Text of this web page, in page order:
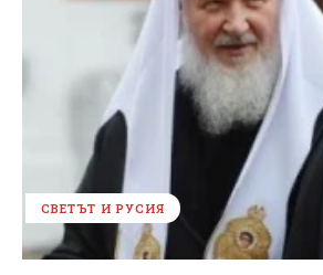
СВЕТЪТ И РУСИЯ